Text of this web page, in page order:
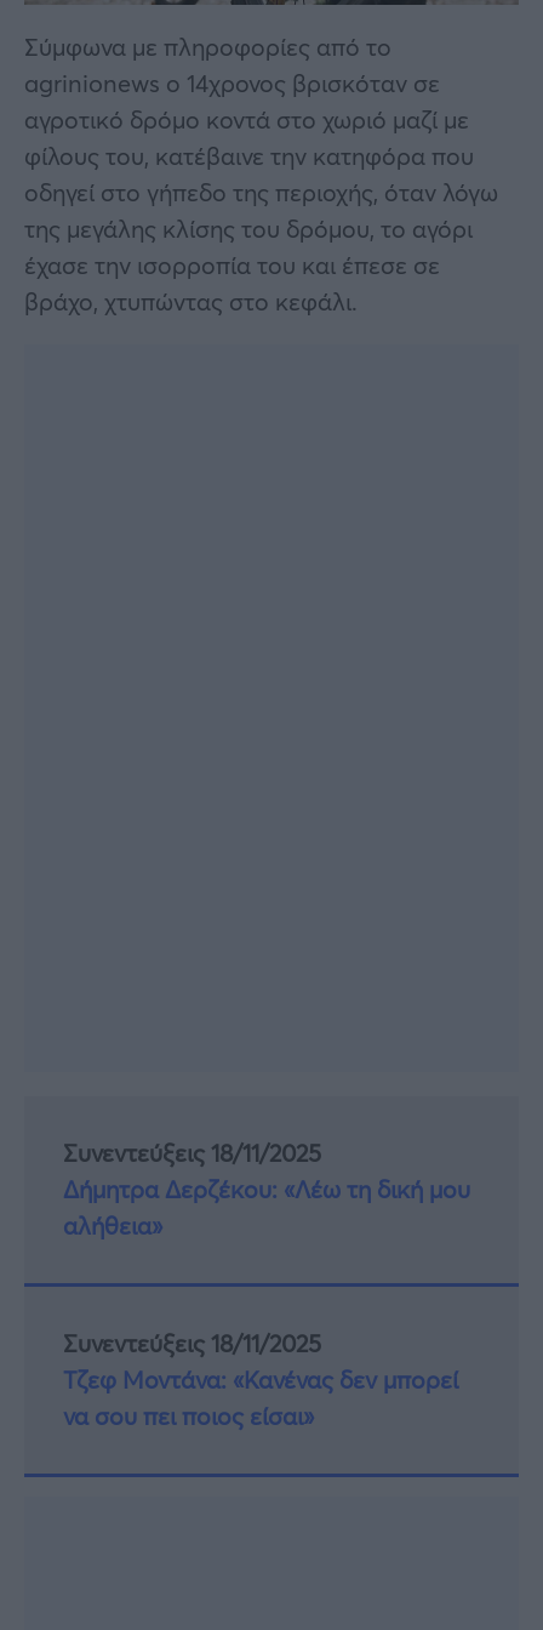
Σύμφωνα με πληροφορίες από το
agrinionews ο 14χρονος βρισκόταν σε
αγροτικό δρόμο κοντά στο χωριό μαζί με
φίλους του, κατέβαινε την κατηφόρα που
οδηγεί στο γήπεδο της περιοχής, όταν λόγω
της μεγάλης κλίσης του δρόμου, το αγόρι
έχασε την ισορροπία του και έπεσε σε
βράχο, χτυπώντας στο κεφάλι.
Συνεντεύξεις 18/11/2025
Δήμητρα Δερζέκου: «Λέω τη δική μου
αλήθεια»
Συνεντεύξεις 18/11/2025
Τζεφ Μοντάνα: «Κανένας δεν μπορεί
να σου πει ποιος είσαι»